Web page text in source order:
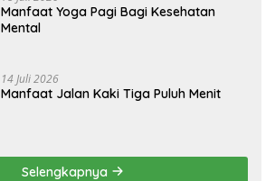
Manfaat Yoga Pagi Bagi Kesehatan
Mental
14 Juli 2026
Manfaat Jalan Kaki Tiga Puluh Menit
Selengkapnya